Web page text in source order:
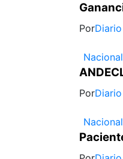
Por
Por